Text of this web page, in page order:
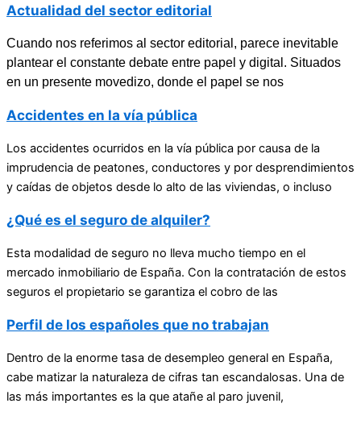
Actualidad del sector editorial
Cuando nos referimos al sector editorial, parece inevitable
plantear el constante debate entre papel y digital. Situados
en un presente movedizo, donde el papel se nos
Accidentes en la vía pública
Los accidentes ocurridos en la vía pública por causa de la
imprudencia de peatones, conductores y por desprendimientos
y caídas de objetos desde lo alto de las viviendas, o incluso
¿Qué es el seguro de alquiler?
Esta modalidad de seguro no lleva mucho tiempo en el
mercado inmobiliario de España. Con la contratación de estos
seguros el propietario se garantiza el cobro de las
Perfil de los españoles que no trabajan
Dentro de la enorme tasa de desempleo general en España,
cabe matizar la naturaleza de cifras tan escandalosas. Una de
las más importantes es la que atañe al paro juvenil,